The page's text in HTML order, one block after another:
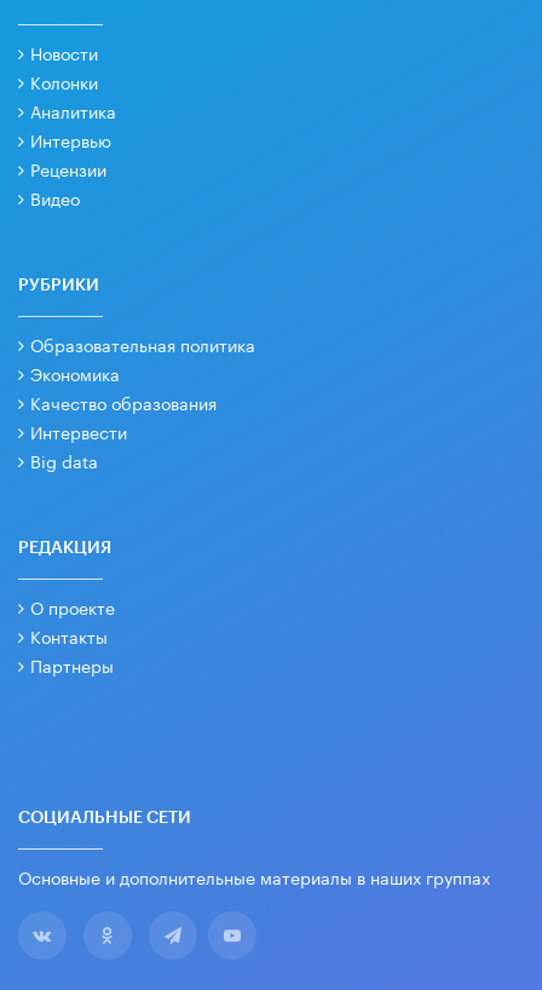
Новости
Колонки
Аналитика
Интервью
Рецензии
Видео
РУБРИКИ
Образовательная политика
Экономика
Качество образования
Интервести
Big data
РЕДАКЦИЯ
О проекте
Контакты
Партнеры
СОЦИАЛЬНЫЕ СЕТИ
Основные и дополнительные материалы в наших группах